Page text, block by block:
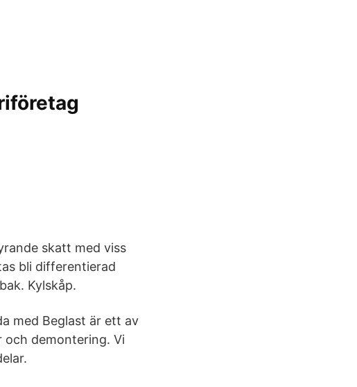
skatt med viss
bli differentierad
Kylskåp.
med Beglast är ett av
och demontering. Vi